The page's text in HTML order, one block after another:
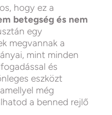
hogy ez a
betegség és nem
egy
megvannak a
mint minden
és
eszközt
még
a benned rejlő